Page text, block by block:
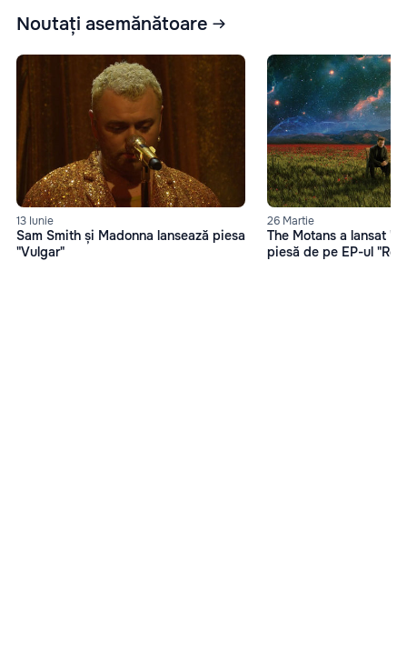
Noutați asemănătoare
13 Iunie
Sam Smith și Madonna lansează piesa
"Vulgar"
26 Martie
The Motans a lansat
piesă de pe EP-ul